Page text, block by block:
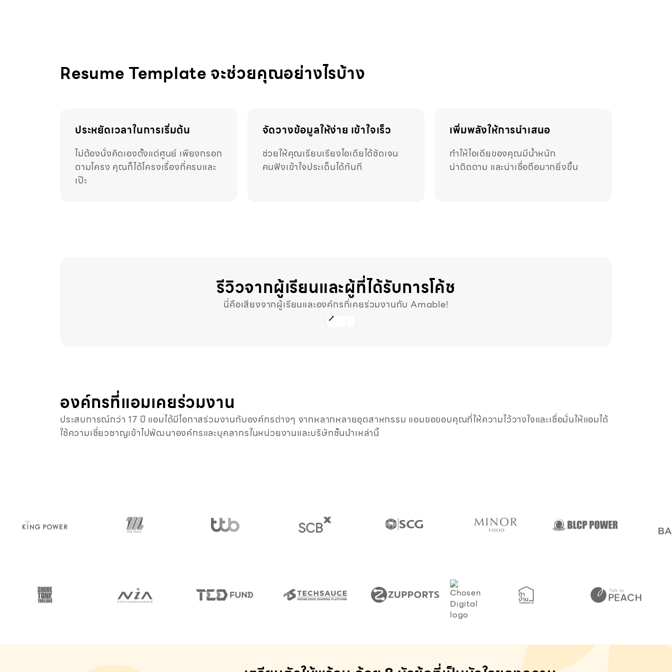
Resume Template จะช่วยคุณอย่างไรบ้าง
ประหยัดเวลาในการเริ่มต้น
ไม่ต้องนั่งคิดเองตั้งแต่ศูนย์ เพียงกรอก
ตามโครง คุณก็ได้โครงเรื่องที่ครบและ
เป๊ะ
จัดวางข้อมูลให้ง่าย เข้าใจเร็ว
ช่วยให้คุณเรียบเรียงไอเดียได้ชัดเจน
คนฟังเข้าใจประเด็นได้ทันที
เพิ่มพลังให้การนำเสนอ
ทำให้ไอเดียของคุณมีน้ำหนัก
น่าติดตาม และน่าเชื่อถือมากยิ่งขึ้น
รีวิวจากผู้เรียนและผู้ที่ได้รับการโค้ช
นี่คือเสียงจากผู้เรียนและองค์กรที่เคยร่วมงานกับ Amable!
องค์กรที่แอมเคยร่วมงาน
ประสบการณ์กว่า 17 ปี แอมได้มีโอกาสร่วมงานกับองค์กรต่างๆ จากหลากหลายอุตสาหกรรม แอมขอขอบคุณที่ให้ความไว้วางใจและเชื่อมั่นให้แอมได้
ใช้ความเชี่ยวชาญเข้าไปพัฒนาองค์กรและบุคลากรในหน่วยงานและบริษัทชั้นนำเหล่านี้